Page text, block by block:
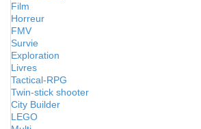
Film
Horreur
FMV
Survie
Exploration
Livres
Tactical-RPG
Twin-stick shooter
City Builder
LEGO